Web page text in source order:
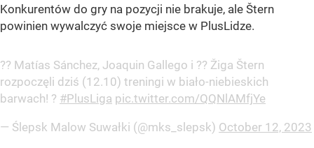
Konkurentów do gry na pozycji nie brakuje, ale Štern
powinien wywalczyć swoje miejsce w PlusLidze.
?? Matías Sánchez, Joaquin Gallego i ?? Žiga Štern
rozpoczęli dziś (12.10) treningi w biało-niebieskich
barwach! ? #PlusLiga pic.twitter.com/QQNlAMfjYe
— Ślepsk Malow Suwałki (@mks_slepsk) October 12, 2023